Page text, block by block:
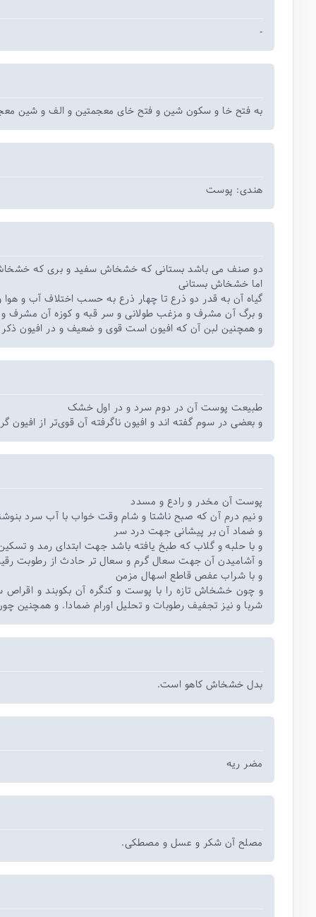
-
به فتح خا و سکون شین و فتح خای معجمتین و الف و شین
هندی: پوست
دو صنف می باشد بستانی که خشخاش سفید و بری که
اما خشخاش بستانی
گیاه آن به قدر دو ذرع تا چهار ذرع به حسب اختلاف آب و هوا
و برگ آن مشرف و مزغب طولانی و سر قبه و کوزه آن مشرف و
و همچنین لبن آن که افیون است قوی و ضعیف و در افیون ذکر
طبیعت پوست آن در دوم سرد و در اول خشک
و بعضی در سوم گفته اند و افیون ناگرفته آن قوی‌تر از افیون
پوست آن مخدر و رادع و مسدد
و نیم درم آن که صبح ناشتا و شام وقت خواب با آب سرد
و ضماد آن بر پیشانی جهت درد سر
و با حلبه و گلاب که طبخ یافته باشد جهت ابتدای رمد و
و آشامیدن آن جهت سعال گرم و سعال ‌تر حادث از رطوبت
و با شراب عفص قاطع اسهال مزمن
و چون خشخاش تازه را با پوست و کنگره آن بکوبند و
شربا و نیز تجفیف رطوبات و تحلیل اورام ضمادا. و
بدل خشخاش کاهو است.
مضر ریه
مصلح آن شکر و عسل و مصطکی.